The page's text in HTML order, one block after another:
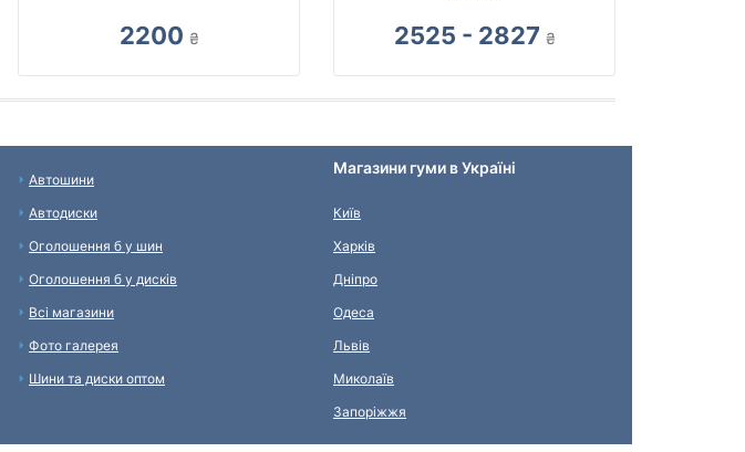
2200 ₴ 2525 - 2827 ₴
Автошини
Автодиски
Оголошення б у шин
Оголошення б у дисків
Всі магазини
Фото галерея
Шини та диски оптом
Магазини гуми в Україні
Київ
Харків
Дніпро
Одеса
Львів
Миколаїв
Запоріжжя